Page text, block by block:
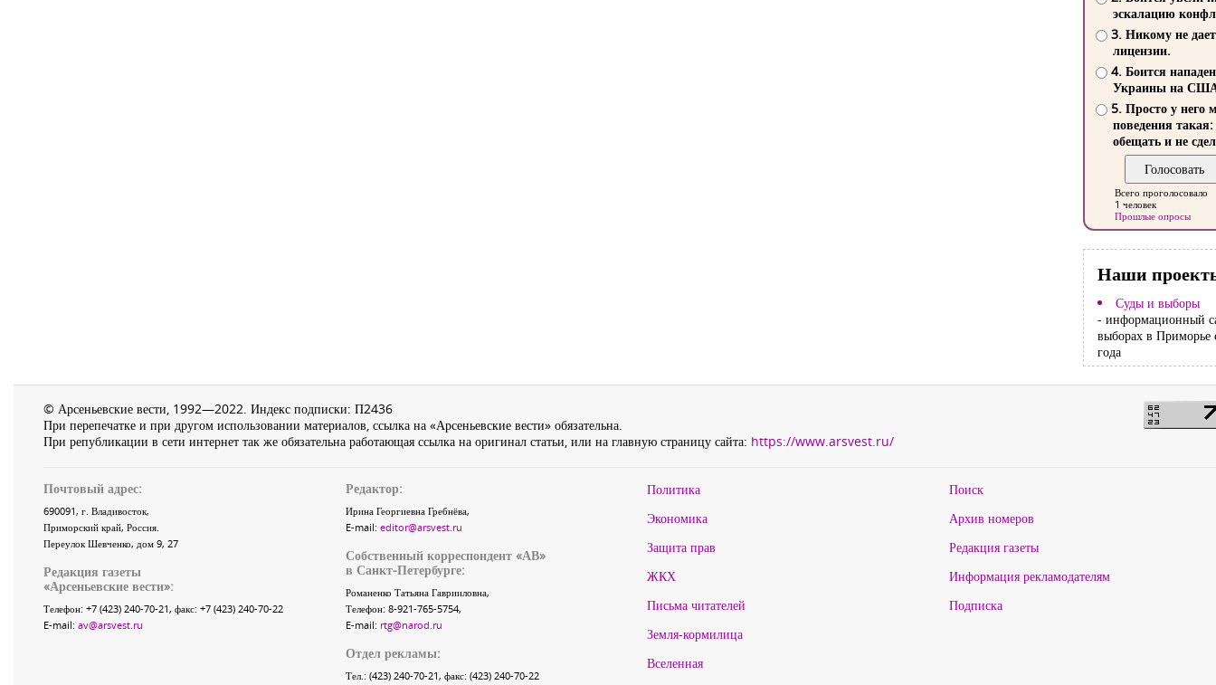
эскалацию
3. Никому не
лицензии.
4. Боится
Украины на
5. Просто у него
поведения такая:
обещать и не
Всего проголосовало
1 человек
Прошлые опросы
Наши
Суды и выборы
- информационный
выборах в Приморье
года
© Арсеньевские вести, 1992—2022. Индекс подписки: П2436
При перепечатке и при другом использовании материалов, ссылка на «Арсеньевские вести» обязательна.
При републикации в сети интернет так же обязательна работающая ссылка на оригинал статьи, или на главную страницу сайта: https://www.arsvest.ru/
Почтовый адрес:
690091, г. Владивосток,
Приморский край, Россия.
Переулок Шевченко, дом 9, 27
Редакция газеты
«Арсеньевские вести»:
Телефон: +7 (423) 240-70-21, факс: +7 (423) 240-70-22
E-mail: av@arsvest.ru
Редактор:
Ирина Георгиевна Гребнёва,
E-mail: editor@arsvest.ru
Собственный корреспондент «АВ»
в Санкт-Петербурге:
Романенко Татьяна Гаврииловна,
Телефон: 8-921-765-5754,
E-mail: rtg@narod.ru
Отдел рекламы:
Тел.: (423) 240-70-21, факс: (423) 240-70-22
Политика
Экономика
Защита прав
ЖКХ
Письма читателей
Земля-кормилица
Вселенная
Поиск
Архив номеров
Редакция газеты
Информация рекламодателям
Подписка